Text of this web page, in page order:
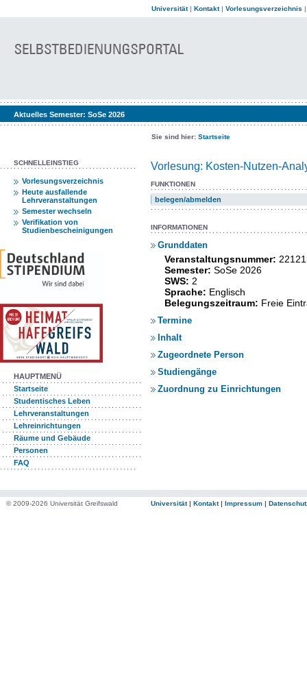
Universität| Kontakt| Vorlesungsverzeichnis
Aktuelles Semester: SoSe 2026
Sie sind hier: Startseite
SCHNELLEINSTIEG
Vorlesungsverzeichnis
Heute ausfallende
Lehrveranstaltungen
Semester wechseln
Verifikation von
Studienbescheinigungen
HAUPTMENÜ
Startseite
Studentisches Leben
Lehrveranstaltungen
Lehreinrichtungen
Räume und Gebäude
Personen
FAQ
Vorlesung: Kosten-Nutzen-
FUNKTIONEN
belegen/abmelden
INFORMATIONEN
Grunddaten
Veranstaltungsnummer:
Semester: SoSe 2026
SWS: 2
Sprache: Englisch
Belegungszeitraum: Freie
Termine
Inhalt
Zugeordnete Person
Studiengänge
Zuordnung zu Einrichtungen
© 2009-2026 Universität Greifswald Universität| Kontakt| Impressum |